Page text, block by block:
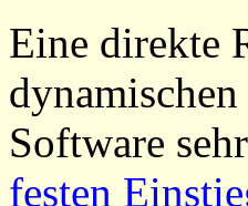
Eine direkte
Software
festen